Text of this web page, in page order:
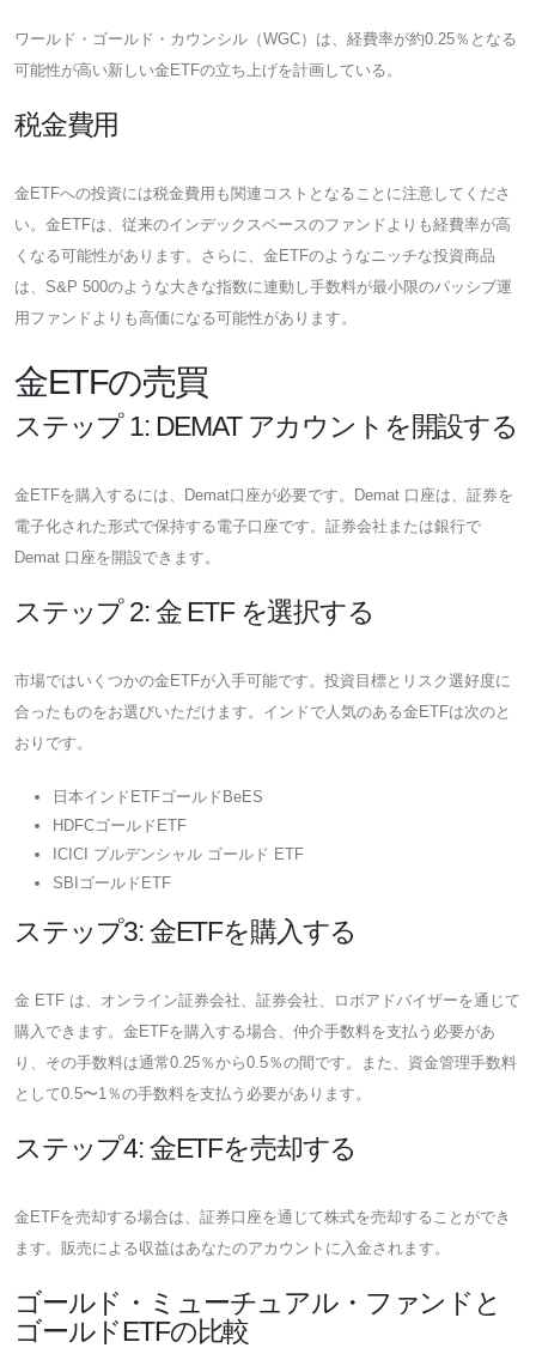
ワールド・ゴールド・カウンシル（WGC）は、経費率が約0.25％となる
可能性が高い新しい金ETFの立ち上げを計画している。
税金費用
金ETFへの投資には税金費用も関連コストとなることに注意してくださ
い。金ETFは、従来のインデックスベースのファンドよりも経費率が高
くなる可能性があります。さらに、金ETFのようなニッチな投資商品
は、S&P 500のような大きな指数に連動し手数料が最小限のパッシブ運
用ファンドよりも高価になる可能性があります。
金ETFの売買
ステップ 1: DEMAT アカウントを開設する
金ETFを購入するには、Demat口座が必要です。Demat 口座は、証券を
電子化された形式で保持する電子口座です。証券会社または銀行で
Demat 口座を開設できます。
ステップ 2: 金 ETF を選択する
市場ではいくつかの金ETFが入手可能です。投資目標とリスク選好度に
合ったものをお選びいただけます。インドで人気のある金ETFは次のと
おりです。
日本インドETFゴールドBeES
HDFCゴールドETF
ICICI プルデンシャル ゴールド ETF
SBIゴールドETF
ステップ3: 金ETFを購入する
金 ETF は、オンライン証券会社、証券会社、ロボアドバイザーを通じて
購入できます。金ETFを購入する場合、仲介手数料を支払う必要があ
り、その手数料は通常0.25％から0.5％の間です。また、資金管理手数料
として0.5〜1％の手数料を支払う必要があります。
ステップ4: 金ETFを売却する
金ETFを売却する場合は、証券口座を通じて株式を売却することができ
ます。販売による収益はあなたのアカウントに入金されます。
ゴールド・ミューチュアル・ファンドと
ゴールドETFの比較